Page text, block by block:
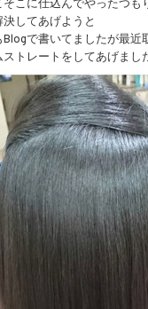
こに仕込んでやったつも
してあげようと
で書いてましたが最近
トレートをしてあげまし